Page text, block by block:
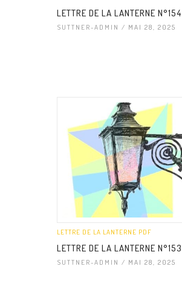
LETTRE DE LA LANTERNE N°154
SUTTNER-ADMIN / MAI 28, 2025
LETTRE DE LA LANTERNE PDF
LETTRE DE LA LANTERNE N°153
SUTTNER-ADMIN / MAI 28, 2025